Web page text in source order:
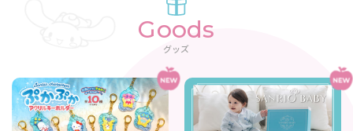
Goods
グッズ